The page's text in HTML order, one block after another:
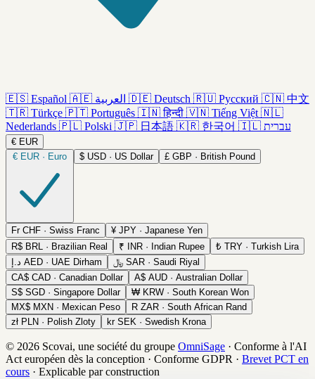
🇪🇸 Español 🇦🇪 العربية 🇩🇪 Deutsch 🇷🇺 Русский 🇨🇳 中文
🇹🇷 Türkçe 🇵🇹 Português 🇮🇳 हिन्दी 🇻🇳 Tiếng Việt 🇳🇱
Nederlands 🇵🇱 Polski 🇯🇵 日本語 🇰🇷 한국어 🇮🇱 עברית
€ EUR
€ EUR · Euro $ USD · US Dollar £ GBP · British Pound
Fr CHF · Swiss Franc ¥ JPY · Japanese Yen
R$ BRL · Brazilian Real ₹ INR · Indian Rupee ₺ TRY · Turkish Lira
د.إ AED · UAE Dirham ﷼ SAR · Saudi Riyal
CA$ CAD · Canadian Dollar A$ AUD · Australian Dollar
S$ SGD · Singapore Dollar ₩ KRW · South Korean Won
MX$ MXN · Mexican Peso R ZAR · South African Rand
zł PLN · Polish Zloty kr SEK · Swedish Krona
© 2026 Scovai, une société du groupe OmniSage · Conforme à l'AI
Act européen dès la conception · Conforme GDPR · Brevet PCT en
cours · Explicable par construction